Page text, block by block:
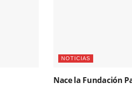
NOTICIAS
Nace la Fundación